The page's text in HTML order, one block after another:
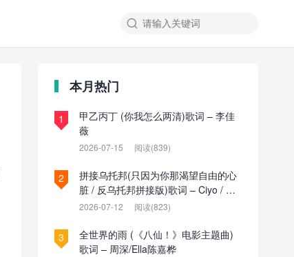

本月热门
1
甲乙丙丁 (你我怎么两清)歌词 – 李佳
薇
2026-07-15 阅读(839)
2
拼接乌托邦(只因为你那渴望自由的心
脏 / 反乌托邦拼接版)歌词 – Ciyo / 见
过夏天P / 乌托邦P
2026-07-12 阅读(823)
3
全世界的雨 (《八仙！》电影主题曲)
歌词 – 周深/Ella陈嘉桦